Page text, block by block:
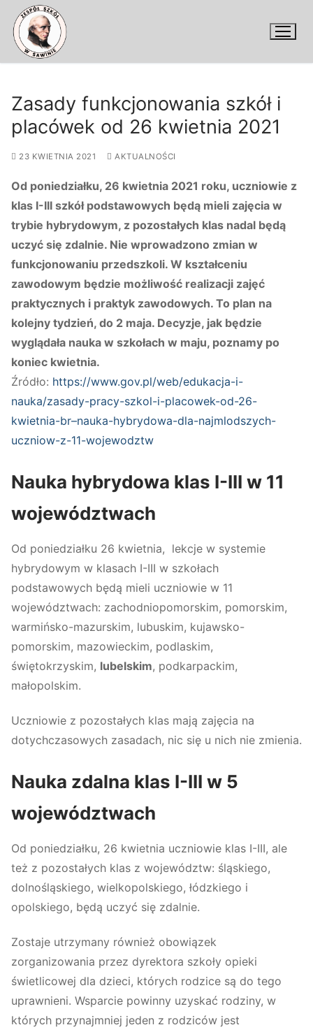
Przejdź
treści
Zasady funkcjonowania szkół i
placówek od 26 kwietnia 2021
23 KWIETNIA 2021 AKTUALNOŚCI
Od poniedziałku, 26 kwietnia 2021 roku, uczniowie z
klas I-III szkół podstawowych będą mieli zajęcia w
trybie hybrydowym, z pozostałych klas nadal będą
uczyć się zdalnie. Nie wprowadzono zmian w
funkcjonowaniu przedszkoli. W kształceniu
zawodowym będzie możliwość realizacji zajęć
praktycznych i praktyk zawodowych. To plan na
kolejny tydzień, do 2 maja. Decyzje, jak będzie
wyglądała nauka w szkołach w maju, poznamy po
koniec kwietnia.
Źródło: https://www.gov.pl/web/edukacja-i-
nauka/zasady-pracy-szkol-i-placowek-od-26-
kwietnia-br–nauka-hybrydowa-dla-najmlodszych-
uczniow-z-11-wojewodztw
Nauka hybrydowa klas I-III w 11
województwach
Od poniedziałku 26 kwietnia, lekcje w systemie
hybrydowym w klasach I-III w szkołach
podstawowych będą mieli uczniowie w 11
województwach: zachodniopomorskim, pomorskim,
warmińsko-mazurskim, lubuskim, kujawsko-
pomorskim, mazowieckim, podlaskim,
świętokrzyskim, lubelskim, podkarpackim,
małopolskim.
Uczniowie z pozostałych klas mają zajęcia na
dotychczasowych zasadach, nic się u nich nie zmienia.
Nauka zdalna klas I-III w 5
województwach
Od poniedziałku, 26 kwietnia uczniowie klas I-III, ale
też z pozostałych klas z województw: śląskiego,
dolnośląskiego, wielkopolskiego, łódzkiego i
opolskiego, będą uczyć się zdalnie.
Zostaje utrzymany również obowiązek
zorganizowania przez dyrektora szkoły opieki
świetlicowej dla dzieci, których rodzice są do tego
uprawnieni. Wsparcie powinny uzyskać rodziny, w
których przynajmniej jeden z rodziców jest